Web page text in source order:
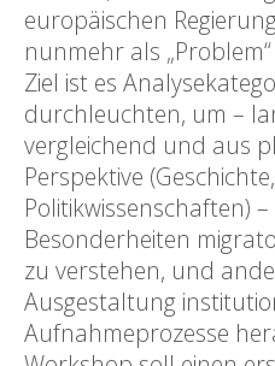
europäischen
nunmehr als
Ziel ist es
durchleuchten, um –
vergleichend und aus
Perspektive
Politikwissenschaften)
Besonderheiten
zu verstehen, und
Ausgestaltung
Aufnahmeprozesse